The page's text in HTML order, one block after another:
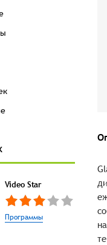
Video Star
Программы